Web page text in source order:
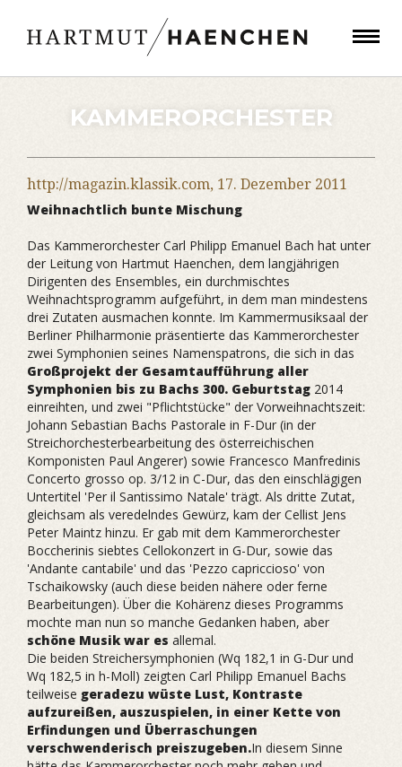
KAMMERORCHESTER
http://magazin.klassik.com, 17. Dezember 2011
Weihnachtlich bunte Mischung
Das Kammerorchester Carl Philipp Emanuel Bach hat unter
der Leitung von Hartmut Haenchen, dem langjährigen
Dirigenten des Ensembles, ein durchmischtes
Weihnachtsprogramm aufgeführt, in dem man mindestens
drei Zutaten ausmachen konnte. Im Kammermusiksaal der
Berliner Philharmonie präsentierte das Kammerorchester
zwei Symphonien seines Namenspatrons, die sich in das
Großprojekt der Gesamtaufführung aller
Symphonien bis zu Bachs 300. Geburtstag 2014
einreihten, und zwei "Pflichtstücke" der Vorweihnachtszeit:
Johann Sebastian Bachs Pastorale in F-Dur (in der
Streichorchesterbearbeitung des österreichischen
Komponisten Paul Angerer) sowie Francesco Manfredinis
Concerto grosso op. 3/12 in C-Dur, das den einschlägigen
Untertitel 'Per il Santissimo Natale' trägt. Als dritte Zutat,
gleichsam als veredelndes Gewürz, kam der Cellist Jens
Peter Maintz hinzu. Er gab mit dem Kammerorchester
Boccherinis siebtes Cellokonzert in G-Dur, sowie das
'Andante cantabile' und das 'Pezzo capriccioso' von
Tschaikowsky (auch diese beiden nähere oder ferne
Bearbeitungen). Über die Kohärenz dieses Programms
mochte man nun so manche Gedanken haben, aber
schöne Musik war es allemal.
Die beiden Streichersymphonien (Wq 182,1 in G-Dur und
Wq 182,5 in h-Moll) zeigten Carl Philipp Emanuel Bachs
teilweise geradezu wüste Lust, Kontraste
aufzureißen, auszuspielen, in einer Kette von
Erfindungen und Überraschungen
verschwenderisch preiszugeben.In diesem Sinne